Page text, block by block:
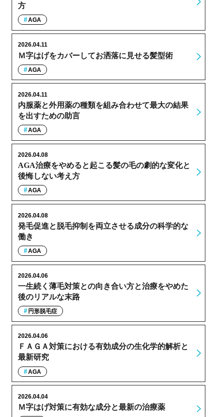
方
AGA
Ｍ字はげをカバーしてお洒落に見せる髪型術
2026.04.11
AGA
内服薬と外用薬の種類を組み合わせて最大の結果
を出すための助言
2026.04.11
AGA
AGA治療をやめると起こる髪の毛の劇的な変化と
後悔しない考え方
2026.04.08
AGA
発毛促進と脱毛抑制を両立させる成分の科学的な
働き
2026.04.08
AGA
一生続く薄毛対策との向き合い方と治療をやめた
後のリアルな末路
2026.04.06
円形脱毛症
ＦＡＧＡ対策における有効成分の生化学的解析と
最新研究
2026.04.06
AGA
Ｍ字はげ対策に有効な成分と最新の治療薬
2026.04.04